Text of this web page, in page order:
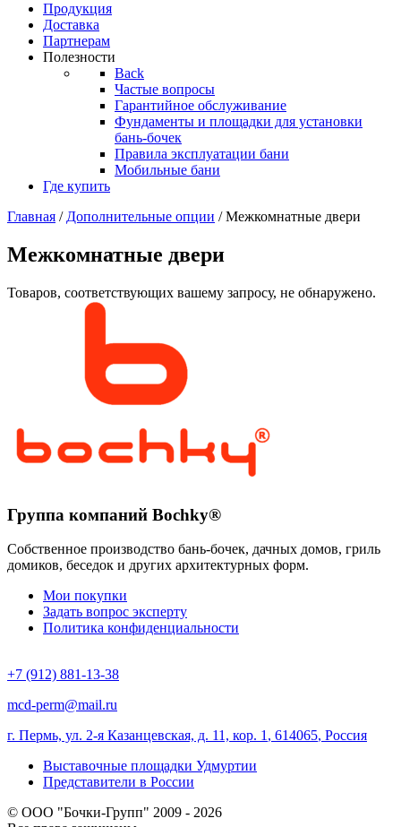
Продукция
Доставка
Партнерам
Полезности
Back
Частые вопросы
Гарантийное обслуживание
Фундаменты и площадки для установки
бань-бочек
Правила эксплуатации бани
Мобильные бани
Где купить
Главная / Дополнительные опции / Межкомнатные двери
Межкомнатные двери
Товаров, соответствующих вашему запросу, не обнаружено.
Группа компаний Bochky®
Собственное производство бань-бочек, дачных домов, гриль
домиков, беседок и других архитектурных форм.
Мои покупки
Задать вопрос эксперту
Политика конфиденциальности
+7 (912) 881-13-38
mcd-perm@mail.ru
г. Пермь, ул. 2-я Казанцевская, д. 11, кор. 1 , 614065, Россия
Выставочные площадки Удмуртии
Представители в России
© ООО "Бочки-Групп" 2009 - 2026